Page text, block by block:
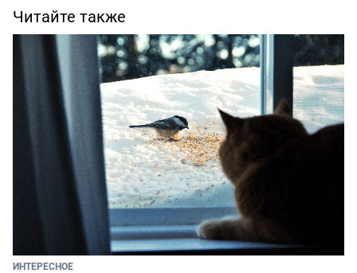
Читайте также
ИНТЕРЕСНОЕ